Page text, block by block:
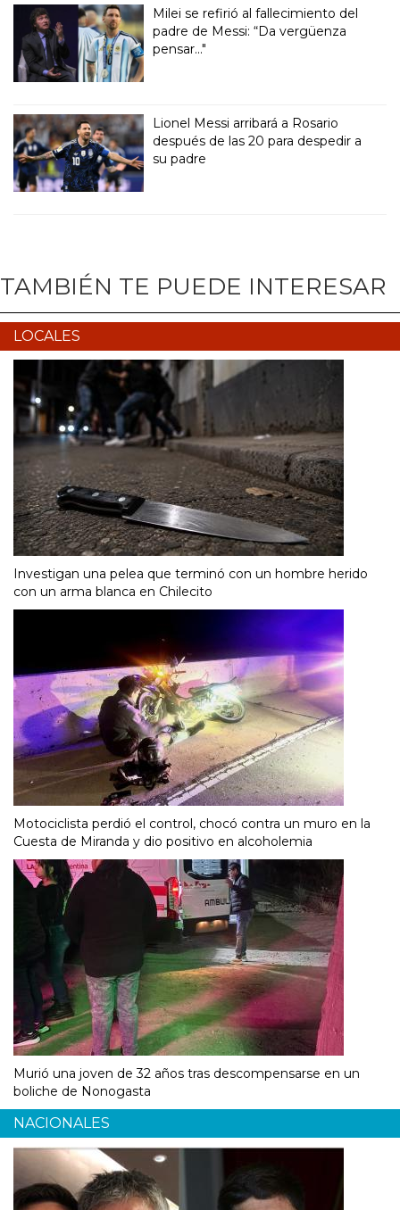
Milei se refirió al fallecimiento del
padre de Messi: “Da vergüenza
pensar..."
Lionel Messi arribará a Rosario
después de las 20 para despedir a
su padre
TAMBIÉN TE PUEDE INTERESAR
LOCALES
Investigan una pelea que terminó con un hombre herido
con un arma blanca en Chilecito
Motociclista perdió el control, chocó contra un muro en la
Cuesta de Miranda y dio positivo en alcoholemia
Murió una joven de 32 años tras descompensarse en un
boliche de Nonogasta
NACIONALES